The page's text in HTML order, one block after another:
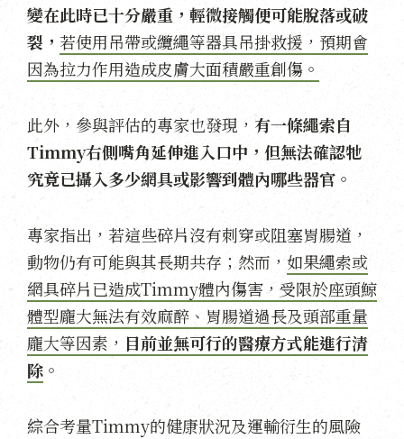
變在此時已十分嚴重，輕微接觸便可能脫落或破
裂， 若使用吊帶或纜繩等器具吊掛救援，預期會
因為拉力作用造成皮膚大面積嚴重創傷。
此外，參與評估的專家也發現， 有一條繩索自
Timmy右側嘴角延伸進入口中，但無法確認牠
究竟已攝入多少網具或影響到體內哪些器官。
專家指出，若這些碎片沒有刺穿或阻塞胃腸道，
動物仍有可能與其長期共存；然而， 如果繩索或
網具碎片已造成Timmy體內傷害，受限於座頭鯨
體型龐大無法有效麻醉、胃腸道過長及頭部重量
龐大等因素， 目前並無可行的醫療方式能進行清
除 。
綜合考量Timmy的健康狀況及運輸衍生的風險